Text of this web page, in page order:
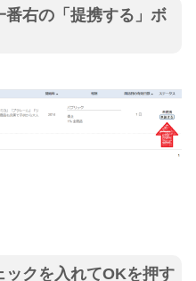
右の「提携する」ボ
ックを入れてOKを押す